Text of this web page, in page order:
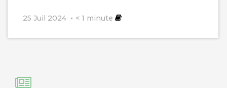
25 Juil 2024 < 1 minute